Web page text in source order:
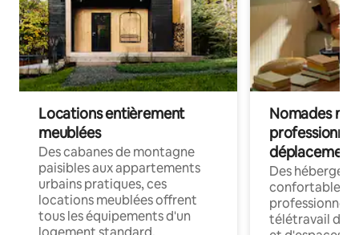
Locations entièrement
meublées
Des cabanes de montagne
paisibles aux appartements
urbains pratiques, ces
locations meublées offrent
tous les équipements d'un
Nomades
déplacement
Des
confortables
professionnels
télétravail